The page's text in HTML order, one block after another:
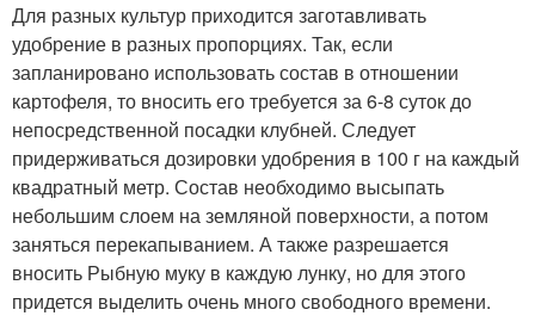
Для разных культур приходится заготавливать
удобрение в разных пропорциях. Так, если
запланировано использовать состав в отношении
картофеля, то вносить его требуется за 6-8 суток до
непосредственной посадки клубней. Следует
придерживаться дозировки удобрения в 100 г на каждый
квадратный метр. Состав необходимо высыпать
небольшим слоем на земляной поверхности, а потом
заняться перекапыванием. А также разрешается
вносить Рыбную муку в каждую лунку, но для этого
придется выделить очень много свободного времени.